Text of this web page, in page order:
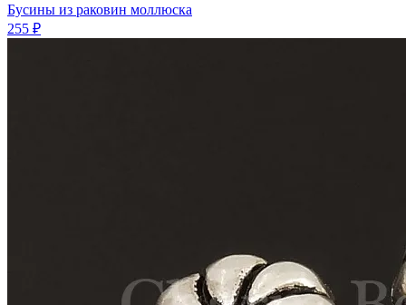
Бусины из раковин моллюска
255 ₽